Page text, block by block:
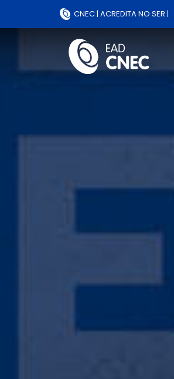
CNEC | ACREDITA NO SER |